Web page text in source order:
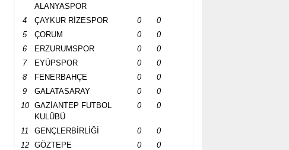
ALANYASPOR
4 ÇAYKUR RİZESPOR 0
0
5
ÇORUM 0
0
6
ERZURUMSPOR 0
0
7
EYÜPSPOR 0
0
8
FENERBAHÇE 0
0
9
GALATASARAY 0
0
10
GAZİANTEP FUTBOL
KULÜBÜ
0 0
11 GENÇLERBİRLİĞİ 0
0
12
GÖZTEPE 0
0